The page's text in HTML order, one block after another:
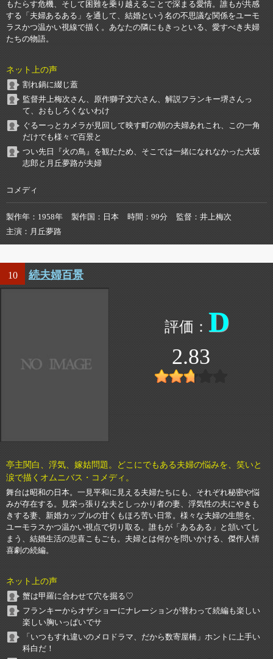
もたらす危機、そして困難を乗り越えることで深まる愛情。誰もが共感
する「夫婦あるある」を通して、結婚という名の不思議な関係をユーモ
ラスかつ温かい視線で描く。あなたの隣にもきっといる、愛すべき夫婦
たちの物語。
ネット上の声
割れ鍋に綴じ蓋
監督井上梅次さん、原作獅子文六さん、解説フランキー堺さんっ
て、おもしろくないわけ
ぐるーっとカメラが見回して映す町の朝の夫婦あれこれ、この一角
だけでも様々で百景と
つい先日『火の鳥』を観たため、そこでは一緒になれなかった大坂
志郎と月丘夢路が夫婦
コメディ
製作年 1958年 製作国 日本 時間 99分 監督
井上梅次
主演
月丘夢路
10 続夫婦百景
D
2.83
亭主関白、浮気、嫁姑問題。どこにでもある夫婦の悩みを、笑いと
涙で描くオムニバス・コメディ。
舞台は昭和の日本。一見平和に見える夫婦たちにも、それぞれ秘密や悩
みが存在する。見栄っ張りな夫としっかり者の妻、浮気性の夫にやきも
きする妻、新婚カップルの甘くもほろ苦い日常。様々な夫婦の生態を、
ユーモラスかつ温かい視点で切り取る。誰もが「あるある」と頷いてし
まう、結婚生活の悲喜こもごも。夫婦とは何かを問いかける、傑作人情
喜劇の続編。
ネット上の声
蟹は甲羅に合わせて穴を掘る♡
フランキーからオザショーにナレーションが替わって続編も楽しい
楽しい胸いっぱいでサ
「いつもすれ違いのメロドラマ、だから数寄屋橋」ホントに上手い
科白だ！